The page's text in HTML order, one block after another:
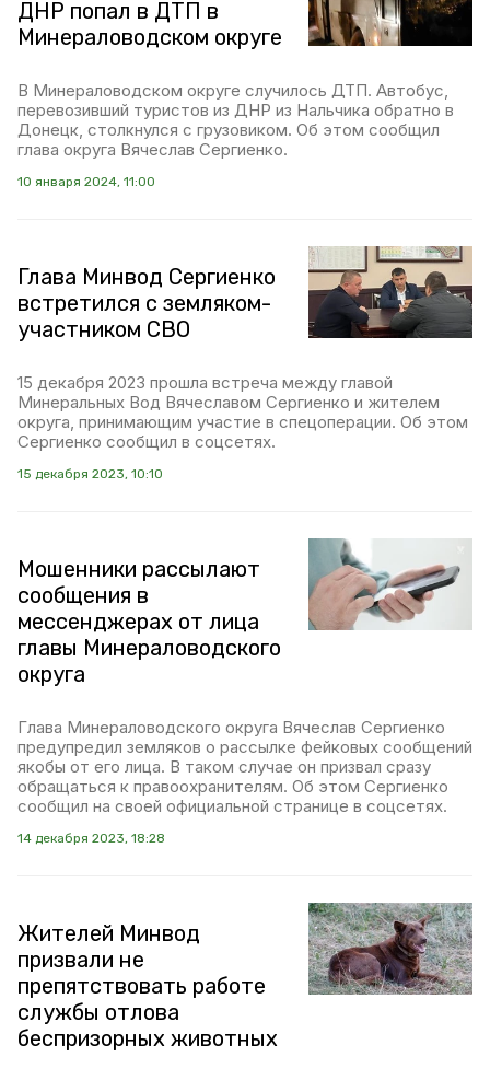
ДНР попал в ДТП в
Минераловодском округе
В Минераловодском округе случилось ДТП. Автобус,
перевозивший туристов из ДНР из Нальчика обратно в
Донецк, столкнулся с грузовиком. Об этом сообщил
глава округа Вячеслав Сергиенко.
10 января 2024, 11:00
Глава Минвод Сергиенко
встретился с земляком-
участником СВО
15 декабря 2023 прошла встреча между главой
Минеральных Вод Вячеславом Сергиенко и жителем
округа, принимающим участие в спецоперации. Об этом
Сергиенко сообщил в соцсетях.
15 декабря 2023, 10:10
Мошенники рассылают
сообщения в
мессенджерах от лица
главы Минераловодского
округа
Глава Минераловодского округа Вячеслав Сергиенко
предупредил земляков о рассылке фейковых сообщений
якобы от его лица. В таком случае он призвал сразу
обращаться к правоохранителям. Об этом Сергиенко
сообщил на своей официальной странице в соцсетях.
14 декабря 2023, 18:28
Жителей Минвод
призвали не
препятствовать работе
службы отлова
беспризорных животных